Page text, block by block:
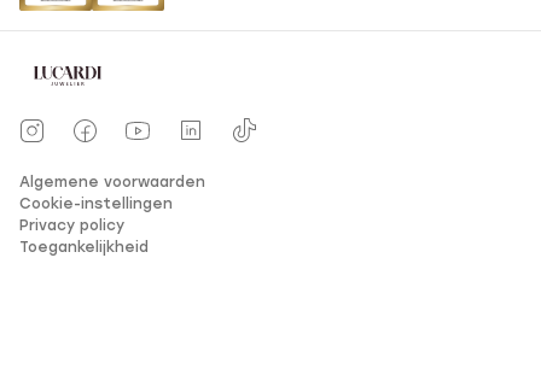
Algemene voorwaarden
Cookie-instellingen
Privacy policy
Toegankelijkheid